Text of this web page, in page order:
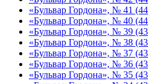
«Бульвар Гордона», № 41
«Бульвар Гордона», № 40
«Бульвар Гордона», № 39
«Бульвар Гордона», № 38
«Бульвар Гордона», № 37
«Бульвар Гордона», № 36
«Бульвар Гордона», № 35